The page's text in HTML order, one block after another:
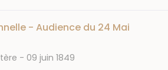
- Audience du 24 Mai
DATE
09 juin 1849